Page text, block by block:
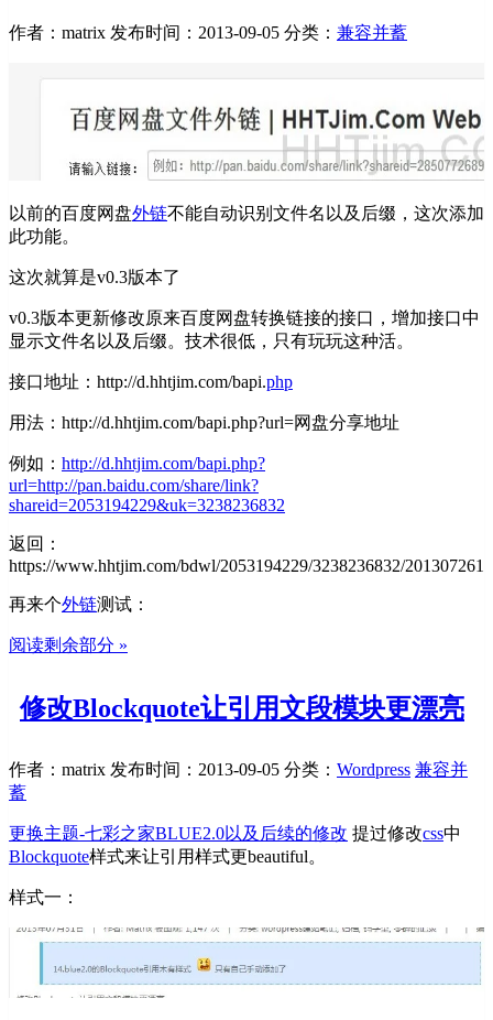
作者：matrix 发布时间：2013-09-05 分类： 兼容并蓄
以前的百度网盘外链不能自动识别文件名以及后缀，这次添加
此功能。
这次就算是v0.3版本了
v0.3版本更新修改原来百度网盘转换链接的接口，增加接口中
显示文件名以及后缀。技术很低，只有玩玩这种活。
接口地址：http://d.hhtjim.com/bapi.php
用法：http://d.hhtjim.com/bapi.php?url=网盘分享地址
例如： http://d.hhtjim.com/bapi.php?
url=http://pan.baidu.com/share/link?
shareid=2053194229&uk=3238236832
返回：
https://www.hhtjim.com/bdwl/2053194229/3238236832/
再来个外链测试：
阅读剩余部分 »
修改Blockquote让引用文段模块更漂亮
作者：matrix 发布时间：2013-09-05 分类： Wordpress 兼容并
蓄
更换主题-七彩之家BLUE2.0以及后续的修改 提过修改css中
Blockquote样式来让引用样式更beautiful。
样式一：